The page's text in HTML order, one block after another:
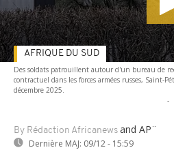
Des soldats patrouillent autour d'un bureau de
contractuel dans les forces armées russes, Saint-
décembre 2025.
-
By Rédaction Africanews and AP¨
Dernière MAJ: 09/12 - 15:59
AFRIQUE DU SUD